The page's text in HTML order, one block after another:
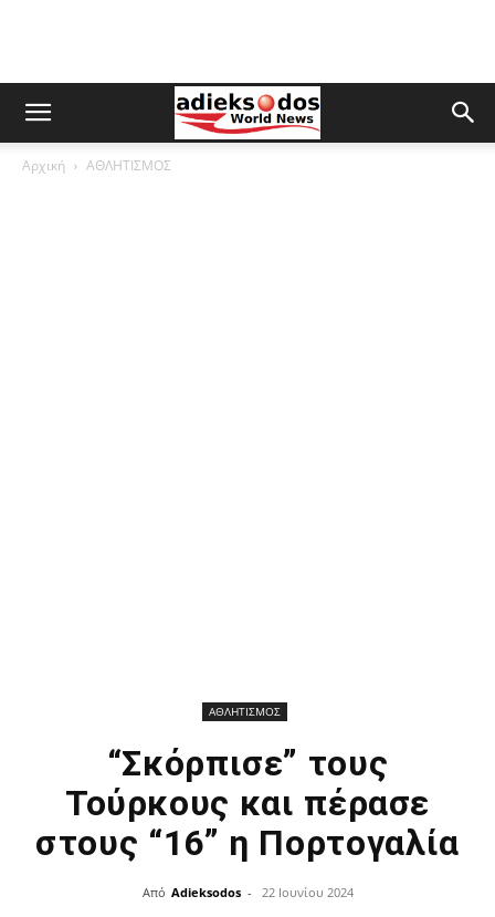
Αρχική ΑΘΛΗΤΙΣΜΟΣ
ΑΘΛΗΤΙΣΜΟΣ
“Σκόρπισε” τους
Τούρκους και πέρασε
στους “16” η Πορτογαλία
Από Adieksodos - 22 Ιουνίου 2024